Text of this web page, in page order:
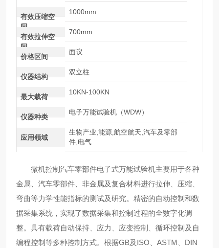
有效压缩空
间
1000mm
有效拉伸空
间
700mm
价格区间
面议
仪器结构
双立柱
最大载荷
10KN-100KN
仪器种类
电子万能试验机（WDW）
应用领域
生物产业,能源,航空航天,汽车及零部
件,电气
微机控制汽车零部件电子式万能试验机主要用于各种
金属、汽车零部件、非金属及复合材料进行拉伸、压缩、
弯曲等力学性能指标的测试及研究。精密的自动控制和数
据采集系统，实现了数据采集和控制过程的全数字化调
整。具有载荷自动保持、应力、应变控制、循环控制及自
编程控制等多种控制方式。根据GB及ISO、ASTM、DIN